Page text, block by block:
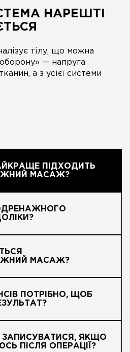
НАРЕШТІ
тілу, що можна
— напруга
а з усієї системи
ПІДХОДИТЬ
МАСАЖ?
МАСАЖ?
ПОТРІБНО, ЩОБ
ЗАПИСУВАТИСЯ, ЯКЩО
ПІСЛЯ ОПЕРАЦІЇ?